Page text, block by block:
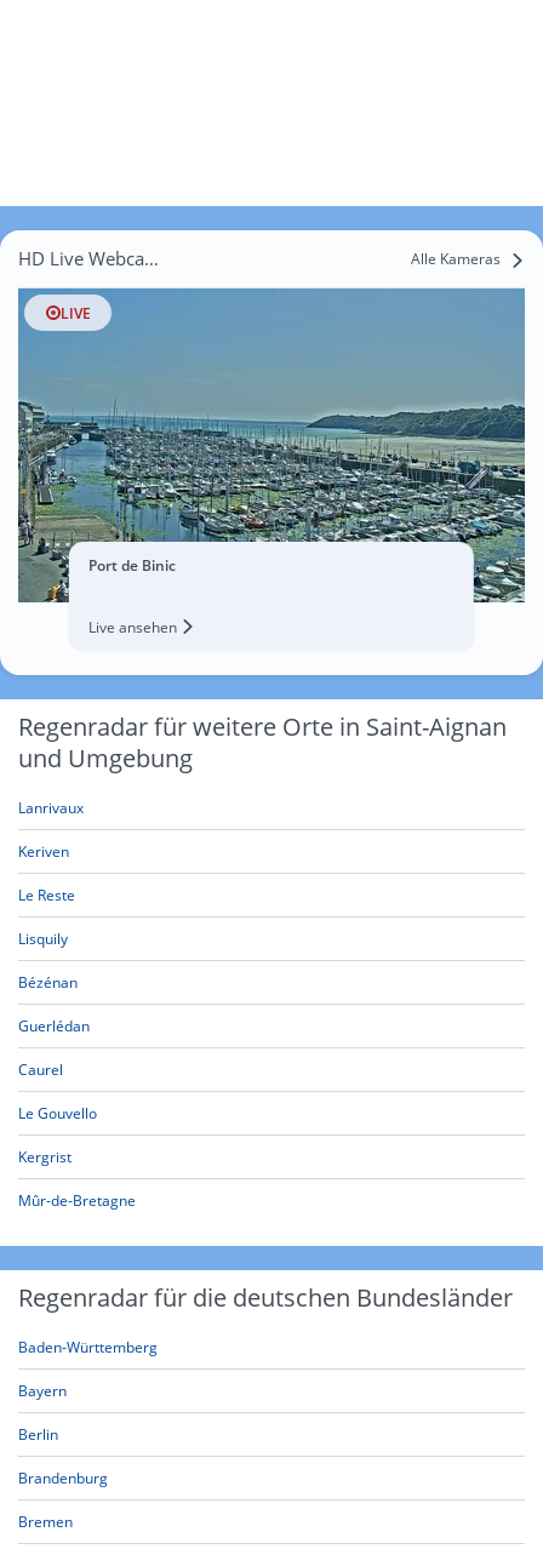
HD Live Webcams Saint-Aignan Alle Kameras
LIVE
Port de Binic
Live ansehen
Regenradar für weitere Orte in Saint-Aignan
und Umgebung
Lanrivaux
Keriven
Le Reste
Lisquily
Bézénan
Guerlédan
Caurel
Le Gouvello
Kergrist
Mûr-de-Bretagne
Regenradar für die deutschen Bundesländer
Baden-Württemberg
Bayern
Berlin
Brandenburg
Bremen